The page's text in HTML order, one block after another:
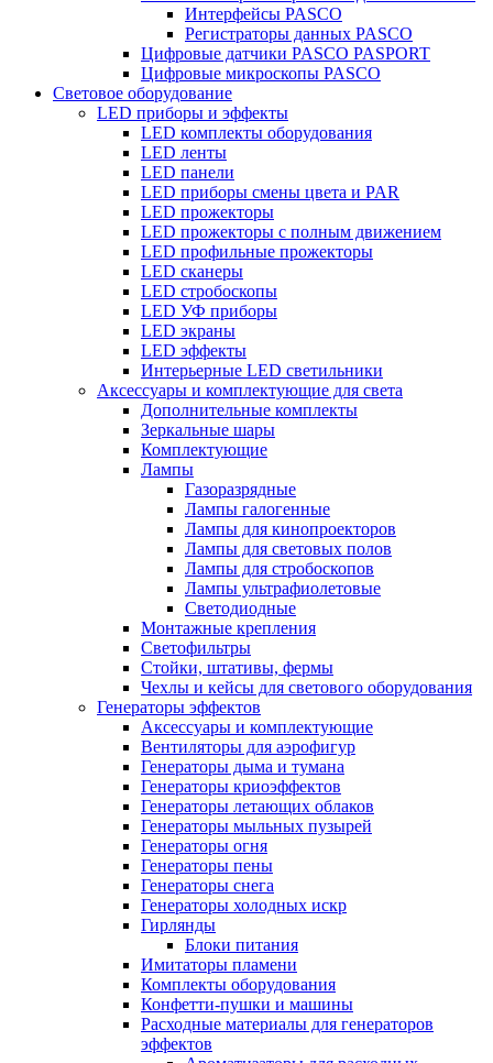
Интерфейсы PASCO
Регистраторы данных PASCO
Цифровые датчики PASCO PASPORT
Цифровые микроскопы PASCO
Световое оборудование
LED приборы и эффекты
LED комплекты оборудования
LED ленты
LED панели
LED приборы смены цвета и PAR
LED прожекторы
LED прожекторы с полным движением
LED профильные прожекторы
LED сканеры
LED стробоскопы
LED УФ приборы
LED экраны
LED эффекты
Интерьерные LED светильники
Аксессуары и комплектующие для света
Дополнительные комплекты
Зеркальные шары
Комплектующие
Лампы
Газоразрядные
Лампы галогенные
Лампы для кинопроекторов
Лампы для световых полов
Лампы для стробоскопов
Лампы ультрафиолетовые
Светодиодные
Монтажные крепления
Светофильтры
Стойки, штативы, фермы
Чехлы и кейсы для светового оборудования
Генераторы эффектов
Аксессуары и комплектующие
Вентиляторы для аэрофигур
Генераторы дыма и тумана
Генераторы криоэффектов
Генераторы летающих облаков
Генераторы мыльных пузырей
Генераторы огня
Генераторы пены
Генераторы снега
Генераторы холодных искр
Гирлянды
Блоки питания
Имитаторы пламени
Комплекты оборудования
Конфетти-пушки и машины
Расходные материалы для генераторов
эффектов